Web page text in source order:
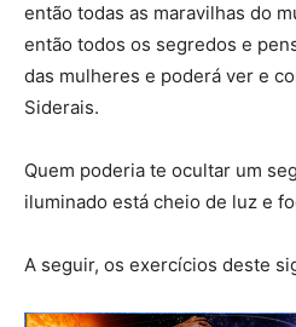
então todas as maravilhas do
então todos os segredos e
das mulheres e poderá ver e
Siderais.
Quem poderia te ocultar um
iluminado está cheio de luz e
A seguir, os exercícios deste